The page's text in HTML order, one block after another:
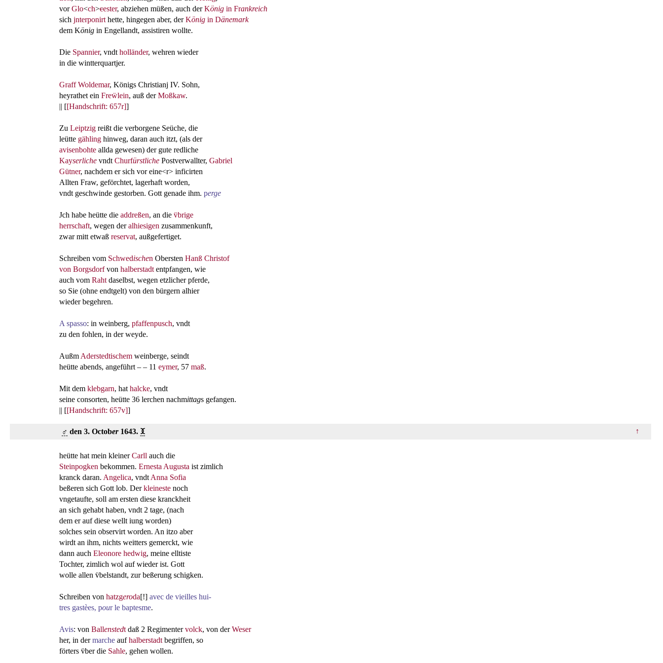
vorGlo<ch>cester, abziehen müßen, auch derKönig in Frankreich
sich jnterponirt hette, hingegen aber, derKönig in Dänemark
dem König in Engellandt, assistiren wollte.
Die Spannier, vndt holländer, wehren wieder
in die wintterquartjer.
Graff Woldemar, Königs Christianj IV. Sohn,
heyrathet ein Freẅlein, auß derMoßkaw.
|| [[Handschrift: 657r]]
Zu Leiptzig reißt die verborgene Seüche, die
leütte gähling hinweg, daran auch itzt, (als der
avisenbohte allda gewesen) der gute redliche
Kayserliche vndt Churfürstliche Postverwallter, Gabriel
Gütner, nachdem er sich vor eine<r> inficirten
Allten Fraw, geförchtet, lagerhaft worden,
vndt geschwinde gestorben. Gott genade ihm. perge
Jch habe heütte die addreßen, an die v̈brige
herrschaft, wegen deralhiesigen zusammenkunft,
zwar mitt etwaß reservat, außgefertiget.
Schreiben vom Schwedischen Obersten Hanß Christof
von Borgsdorfvon halberstadt entpfangen, wie
auch vom Raht daselbst, wegen etzlicher pferde,
so Sie (ohne endtgelt) von den bürgern alhier
wieder begehren.
A spasso: in weinberg, pfaffenpusch, vndt
zu den fohlen, in der weyde.
Außm Aderstedtischem weinberge, seindt
heütte abends, angeführt – – 11 eymer, 57 maß.
Mit dem klebgarn, hat halcke, vndt
seine consorten, heütte 36 lerchen nachmittags gefangen.
|| [[Handschrift: 657v]]
♂ den 3. October1643. ꘉ ↑
heütte hat mein kleinerCarll auch die
Steinpogken bekommen. Ernesta Augusta ist zimlich
kranck daran. Angelica, vndt Anna Sofia
beßeren sich Gott lob. Derkleineste noch
vngetaufte, soll am ersten diese kranckheit
an sich gehabt haben, vndt 2 tage, (nach
dem er auf diese wellt iung worden)
solches sein observirt worden. An itzo aber
wirdt an ihm, nichts weitters gemerckt, wie
dann auch Eleonore hedwig, meine elltiste
Tochter, zimlich wol auf wieder ist. Gott
wolle allen v̈belstandt, zur beßerung schigken.
Schreiben von hatzgeroda[!] avec de vieilles hui-
tres gastèes, pour le baptesme.
Avis: von Ballenstedt daß 2 Regimentervolck, von derWeser
her, in dermarche aufhalberstadt begriffen, so
förters v̈ber die Sahle, gehen wollen.